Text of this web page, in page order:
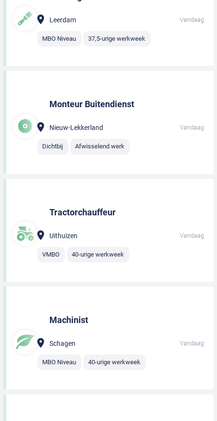
Leerdam Vandaag
MBO Niveau 37,5-urige werkweek
Monteur Buitendienst
Nieuw-Lekkerland Vandaag
Dichtbij Afwisselend werk
Tractorchauffeur
Uithuizen Vandaag
VMBO 40-urige werkweek
Machinist
Schagen Vandaag
MBO Niveau 40-urige werkweek